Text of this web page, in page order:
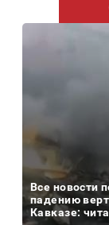
Все новости
падению
Кавказе: